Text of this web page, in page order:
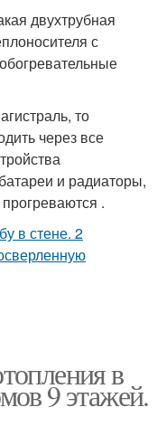
двухтрубная
с
то
через все
и радиаторы,
.
в
9 этажей.